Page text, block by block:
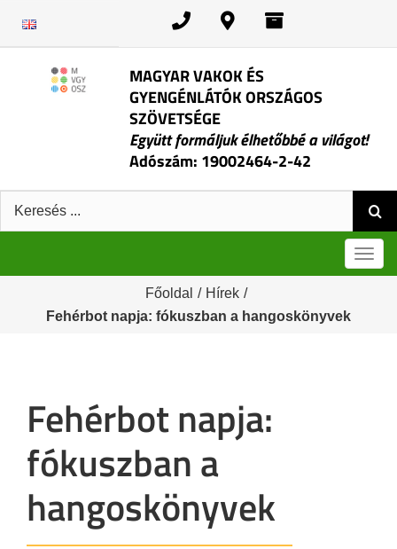
MAGYAR VAKOK ÉS
GYENGÉNLÁTÓK ORSZÁGOS
SZÖVETSÉGE
Együtt formáljuk élhetőbbé a világot!
Adószám: 19002464-2-42
Keresés:
Főoldal / Hírek /
Fehérbot napja: fókuszban a hangoskönyvek
Fehérbot napja:
fókuszban a
hangoskönyvek